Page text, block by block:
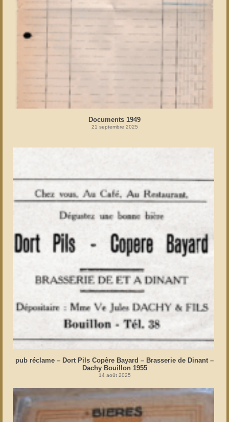
Documents 1949
21 septembre 2025
pub réclame – Dort Pils Copère Bayard – Brasserie de Dinant –
Dachy Bouillon 1955
14 août 2025